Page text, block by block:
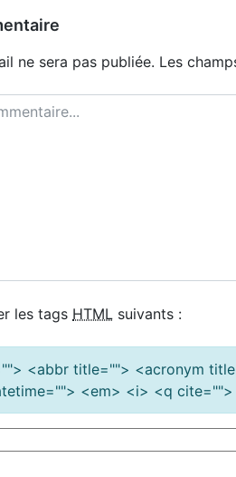
ne sera pas publiée. Les
les tags HTML suivants :
<abbr title=""> <acronym
<em> <i> <q